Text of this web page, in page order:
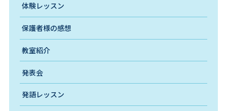
体験レッスン
保護者様の感想
教室紹介
発表会
発語レッスン